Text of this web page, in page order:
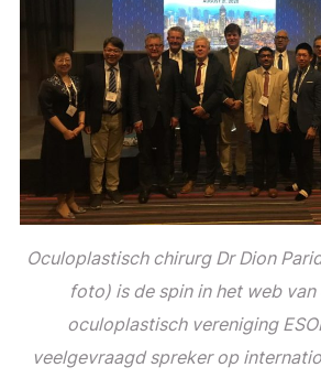
Oculoplastisch chirurg Dr Dion
foto) is de spin in het web van
oculoplastisch vereniging
veelgevraagd spreker op